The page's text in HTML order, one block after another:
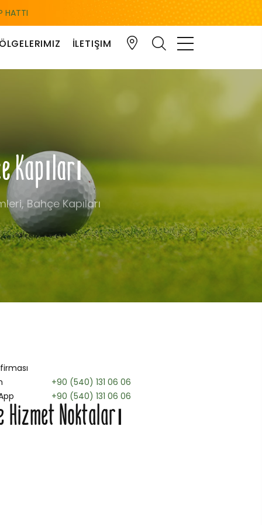
HATTI
İLETIŞIM
Kapıları
Bahçe Kapıları
+90 (540) 131 06 06
+90 (540) 131 06 06
Hizmet Noktaları